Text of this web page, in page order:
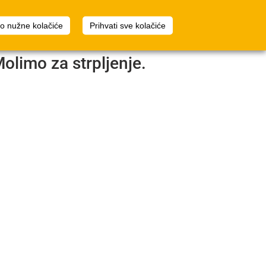
nužne kolačiće
Prihvati sve kolačiće
Planer prostora Prijava
za strpljenje.